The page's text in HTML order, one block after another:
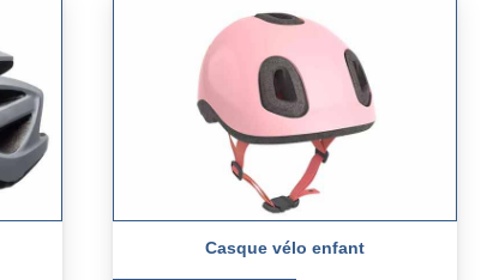
Casque vélo enfant